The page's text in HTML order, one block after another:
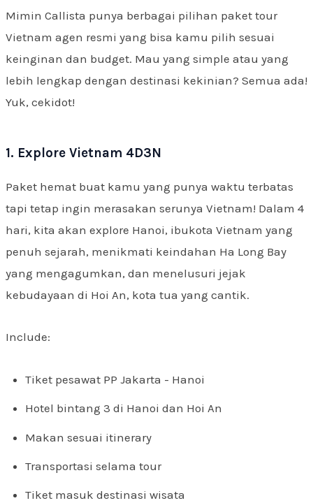
Mimin Callista punya berbagai pilihan paket tour
Vietnam agen resmi yang bisa kamu pilih sesuai
keinginan dan budget. Mau yang simple atau yang
lebih lengkap dengan destinasi kekinian? Semua ada!
Yuk, cekidot!
1. Explore Vietnam 4D3N
Paket hemat buat kamu yang punya waktu terbatas
tapi tetap ingin merasakan serunya Vietnam! Dalam 4
hari, kita akan explore Hanoi, ibukota Vietnam yang
penuh sejarah, menikmati keindahan Ha Long Bay
yang mengagumkan, dan menelusuri jejak
kebudayaan di Hoi An, kota tua yang cantik.
Include:
Tiket pesawat PP Jakarta - Hanoi
Hotel bintang 3 di Hanoi dan Hoi An
Makan sesuai itinerary
Transportasi selama tour
Tiket masuk destinasi wisata